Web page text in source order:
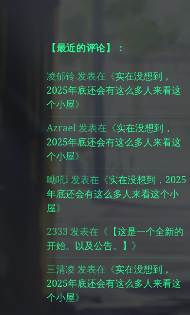
【最近的评论】：
凌郁铃 发表在《实在没想到，
2025年底还会有这么多人来看这
个小屋》
Azrael发表在《实在没想到，
2025年底还会有这么多人来看这
个小屋》
呦吼i发表在《实在没想到，2025
年底还会有这么多人来看这个小
屋》
2333 发表在《 【这是一个全新的
开始。以及公告。】 》
三清凌 发表在《实在没想到，
2025年底还会有这么多人来看这
个小屋》